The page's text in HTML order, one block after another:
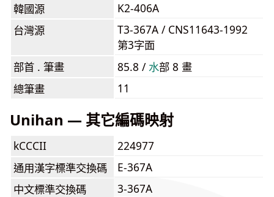
韓國源
K2-406A
台灣源
T3-367A / CNS11643-1992
第3字面
部首 . 筆畫
85.8 /⽔部 8 畫
總筆畫
11
Unihan — 其它編碼映射
kCCCII
224977
通用漢字標準交換碼
E-367A
中文標準交換碼
3-367A